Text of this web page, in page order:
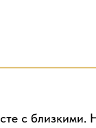
с близкими.